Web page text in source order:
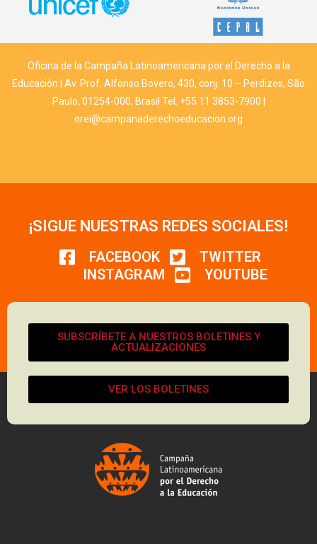
Oficina de la Campaña Latinoamericana por el Derecho a la
Educación | Av. Prof. Alfonso Bovero, 430, conj. 10 – Perdizes, São
Paulo, 01254-000, Brasil Tel. +55 11 3853-7900 |
orei@campanaderechoeducacion.org
¡SIGUE NUESTRAS REDES SOCIALES!
FACEBOOK
TWITTER
INSTAGRAM
YOUTUBE
SUBSCRÍBETE A NUESTROS BOLETINES Y
ACTUALIZACIONES
VER LOS BOLETINES